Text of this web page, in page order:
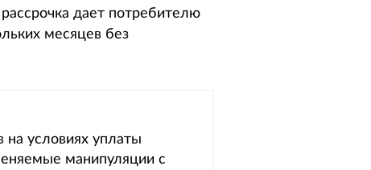
дает потребителю
месяцев без
условиях уплаты
манипуляции с